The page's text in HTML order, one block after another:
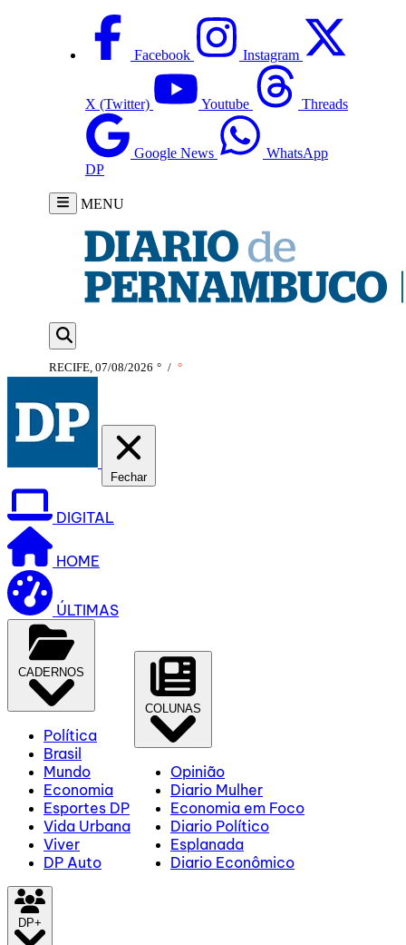
Facebook Instagram
X (Twitter) Youtube Threads
Google News
WhatsApp
DP
MENU
RECIFE, 07/08/2026 ° / °
Fechar
DIGITAL
HOME
ÚLTIMAS
CADERNOS
Política
Brasil
Mundo
Economia
Esportes DP
Vida Urbana
Viver
DP Auto
COLUNAS
Opinião
Diario Mulher
Economia em Foco
Diario Político
Esplanada
Diario Econômico
DP+